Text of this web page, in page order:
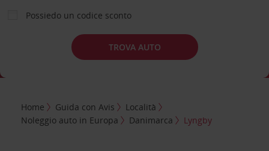
Possiedo un codice sconto
TROVA AUTO
Home Guida con Avis
Località
Noleggio auto in Europa
Danimarca Lyngby